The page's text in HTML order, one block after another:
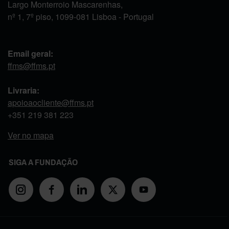
Largo Monterroio Mascarenhas,
nº 1, 7º piso, 1099-081 Lisboa - Portugal
Email geral:
ffms@ffms.pt
Livraria:
apoioaocliente@ffms.pt
+351 219 381 223
Ver no mapa
SIGA A FUNDAÇÃO